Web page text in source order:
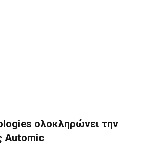
ολοκληρώνει την
Automic